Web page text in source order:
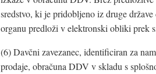
sredstvo, ki je pridobljeno iz druge
organu predloži v elektronski obliki prek
(6) Davčni zavezanec, identificiran za
prodaje, obračuna DDV v skladu s